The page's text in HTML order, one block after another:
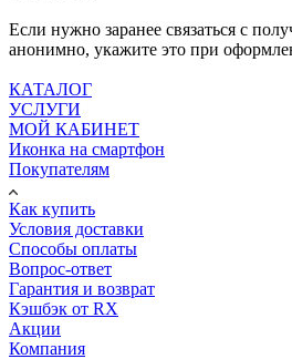
Если нужно заранее связаться с
анонимно, укажите это при
КАТАЛОГ
УСЛУГИ
МОЙ КАБИНЕТ
Иконка на смартфон
Покупателям
Как купить
Условия доставки
Способы оплаты
Вопрос-ответ
Гарантия и возврат
Кэшбэк от RX
Акции
Компания